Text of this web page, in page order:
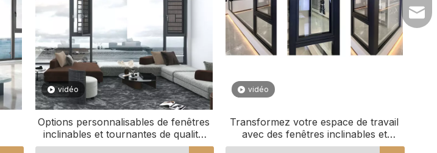
vidéo
Options personnalisables de fenêtres
inclinables et tournantes de qualité
commerciale
vidéo
Transformez votre espace de travail
avec des fenêtres inclinables et
tournantes personnalisées